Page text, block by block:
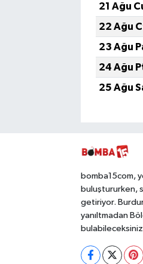
21 Ağu
22 Ağu
23 Ağu
24 Ağu
25 Ağu
bomba15com,
buluştururken,
getiriyor.
yanıltmadan